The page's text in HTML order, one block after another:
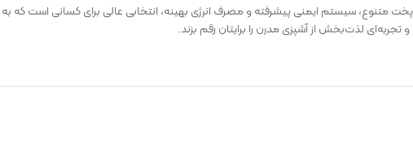
مناسب، برنامه‌های پخت متنوع، سیستم ایمنی پیشرفته و مصرف انرژی بهینه، انتخابی عالی برای کسانی
لذت‌بخش از آشپزی مدرن را برایتان رقم بزند.